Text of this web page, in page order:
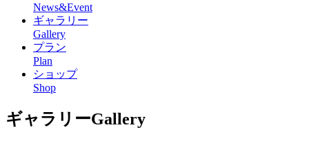
News&Event
ギャラリー
Gallery
プラン
Plan
ショップ
Shop
ギャラリーGallery